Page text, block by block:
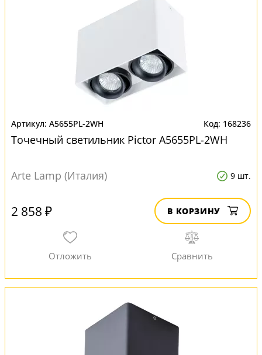
A5655PL-2WH 168236
Точечный светильник Pictor A5655PL-2WH
Arte Lamp (Италия) 9 шт.
2 858 ₽ В КОРЗИНУ